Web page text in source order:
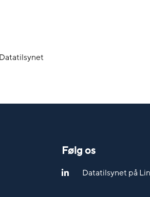
Følg os
Datatilsynet på